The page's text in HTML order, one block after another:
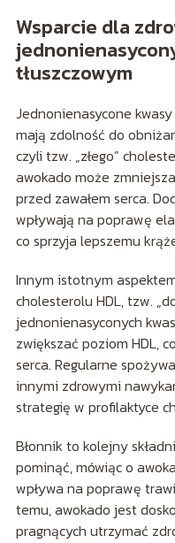
Wsparcie dla
tłuszczowym
Jednonienasycone
mają zdolność do
czyli tzw. „złego”
awokado może
przed zawałem serca.
wpływają na poprawę
co sprzyja lepszemu
Innym istotnym
cholesterolu HDL, tzw.
jednonienasyconych
zwiększać poziom HDL,
serca. Regularne
innymi zdrowymi
strategię w profilaktyce
Błonnik to kolejny
pominąć, mówiąc o
wpływa na poprawę
temu, awokado jest
pragnących utrzymać